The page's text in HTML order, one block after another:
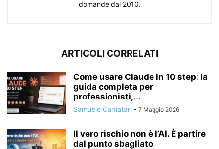
domande dal 2010.
ARTICOLI CORRELATI
Come usare Claude in 10 step: la
guida completa per
professionisti,...
Samuele Camatari - 7 Maggio 2026
Il vero rischio non è l’AI. È partire
dal punto sbagliato